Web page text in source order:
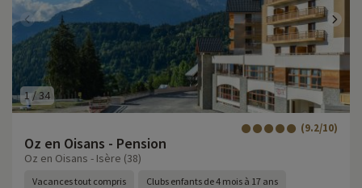
1/34
Oz en Oisans - Pension
(9.2/10)
Oz en Oisans - Isère (38)
Vacances tout compris Clubs enfants de 4 mois à 17 ans